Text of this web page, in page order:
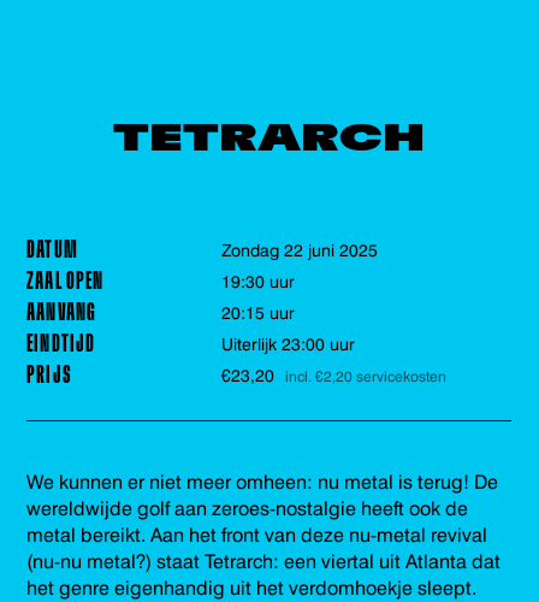
TETRARCH
DATUM zondag 22 juni 2025
ZAAL OPEN 19:30 uur
AANVANG 20:15 uur
EINDTIJD Uiterlijk 23:00 uur
PRIJS €23,20 incl. €2,20 servicekosten
We kunnen er niet meer omheen: nu metal is terug! De
wereldwijde golf aan zeroes-nostalgie heeft ook de
metal bereikt. Aan het front van deze nu-metal revival
(nu-nu metal?) staat Tetrarch: een viertal uit Atlanta dat
het genre eigenhandig uit het verdomhoekje sleept.